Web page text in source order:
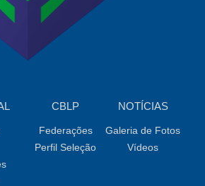
CBLP
Federações
Perfil Seleção
NOTÍCIAS
Galeria de Fotos
Vídeos